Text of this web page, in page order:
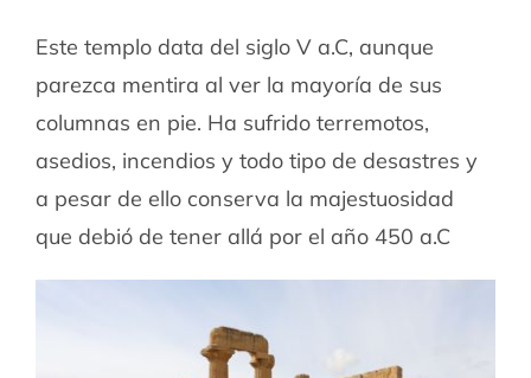
Este templo data del siglo V a.C, aunque
parezca mentira al ver la mayoría de sus
columnas en pie. Ha sufrido terremotos,
asedios, incendios y todo tipo de desastres y
a pesar de ello conserva la majestuosidad
que debió de tener allá por el año 450 a.C